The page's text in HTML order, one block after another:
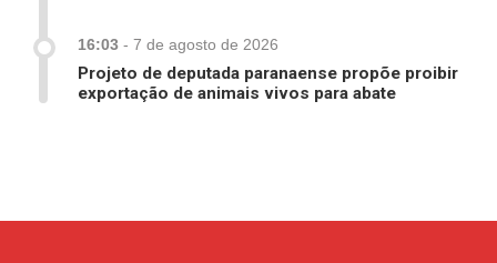
16:03 - 7 de agosto de 2026
Projeto de deputada paranaense propõe proibir
exportação de animais vivos para abate